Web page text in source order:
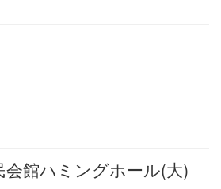
会館ハミングホール(大)